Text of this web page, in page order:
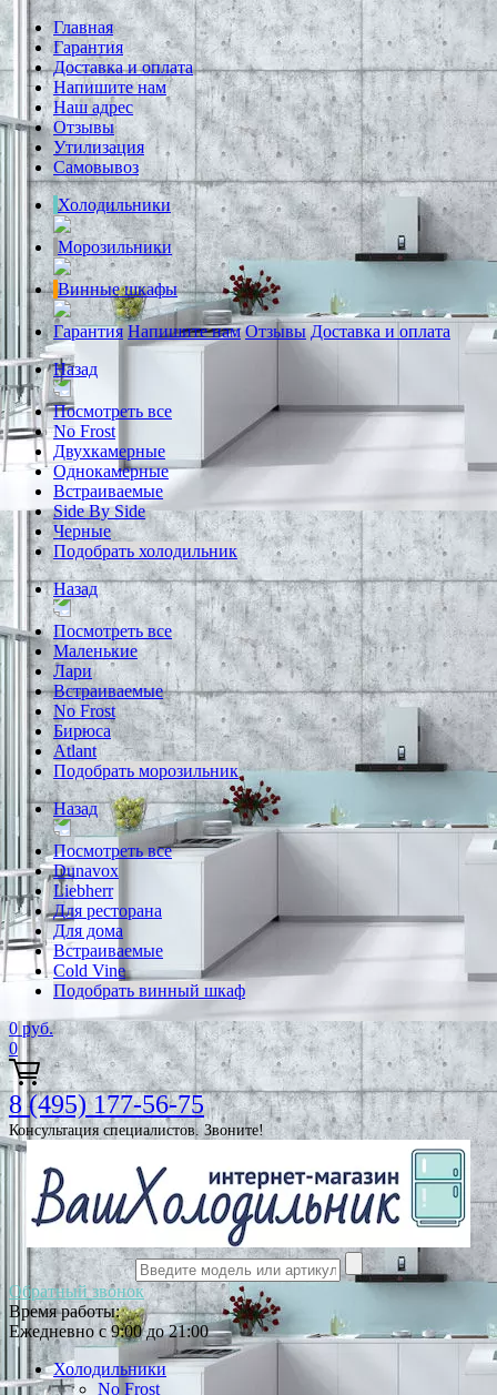
Главная
Гарантия
Доставка и оплата
Напишите нам
Наш адрес
Отзывы
Утилизация
Самовывоз
Холодильники
Морозильники
Винные шкафы
Гарантия Напишите нам Отзывы Доставка и оплата
Назад
Посмотреть все
No Frost
Двухкамерные
Однокамерные
Встраиваемые
Side By Side
Черные
Подобрать холодильник
Назад
Посмотреть все
Маленькие
Лари
Встраиваемые
No Frost
Бирюса
Atlant
Подобрать морозильник
Назад
Посмотреть все
Dunavox
Liebherr
Для ресторана
Для дома
Встраиваемые
Cold Vine
Подобрать винный шкаф
0 руб.
0
8 (495) 177-56-75
Консультация специалистов. Звоните!
Обратный звонок
Время работы:
Ежедневно с 9:00 до 21:00
Холодильники
No Frost